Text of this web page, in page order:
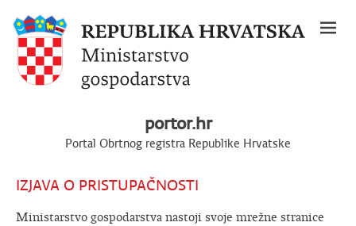
portor.hr
Portal Obrtnog registra Republike Hrvatske
IZJAVA O PRISTUPAČNOSTI
Ministarstvo gospodarstva nastoji svoje mrežne stranice